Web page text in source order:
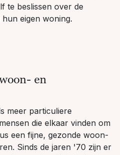
te beslissen over de
eigen woning.
en
meer particuliere
die elkaar vinden om
een fijne, gezonde woon-
Sinds de jaren '70 zijn er